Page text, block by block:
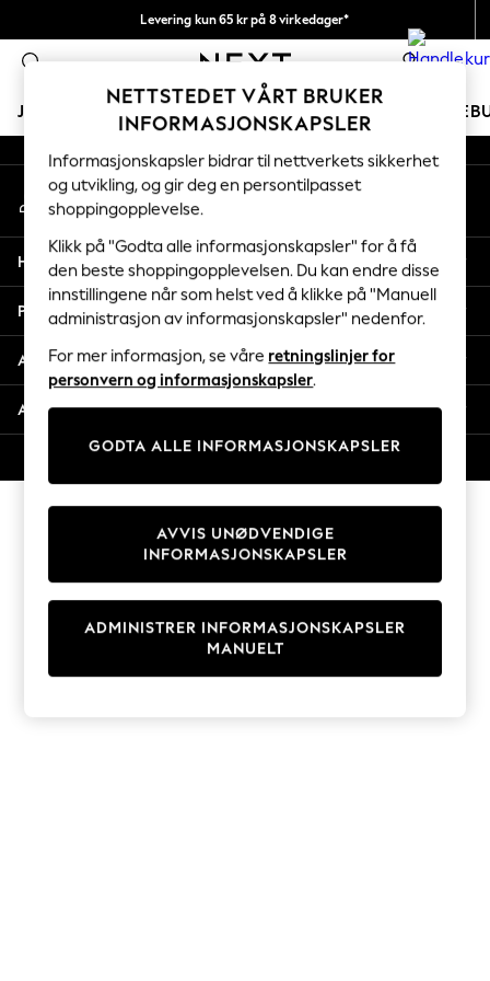
Levering kun 65 kr på 8 virkedager*
Vi betaler alle tollavgifter 0
JENTER GUTTER BABY KVINNER MENN
GIRLS
New In
50 - 92cm
98 - 110cm
116 - 134cm
140 - 174cm
Trending: Top & Short Sets
Trending: Clogs
Toy Story
THE SET
Coats & Jackets
Sweatshirts & Hoodies
Knitwear
Cardigans
Dresses
Sets & Outfits
T-Shirts
An error occurred on client
Våre sosiale nettverk
Min konto
Logg inn på kontoen din
Hjelp
Personvern & Juridisk
Avdelinger
Andre tjenester
NETTSTEDET VÅRT BRUKER
INFORMASJONSKAPSLER
Informasjonskapsler bidrar til nettverkets sikkerhet
og utvikling, og gir deg en persontilpasset
shoppingopplevelse.
Klikk på "Godta alle informasjonskapsler" for å få
den beste shoppingopplevelsen. Du kan endre disse
innstillingene når som helst ved å klikke på "Manuell
administrasjon av informasjonskapsler" nedenfor.
For mer informasjon, se våre retningslinjer for
personvern og informasjonskapsler.
GODTA ALLE INFORMASJONSKAPSLER
ADMINISTRER INFORMASJONSKAPSLER
MANUELT
AVVIS UNØDVENDIGE
INFORMASJONSKAPSLER